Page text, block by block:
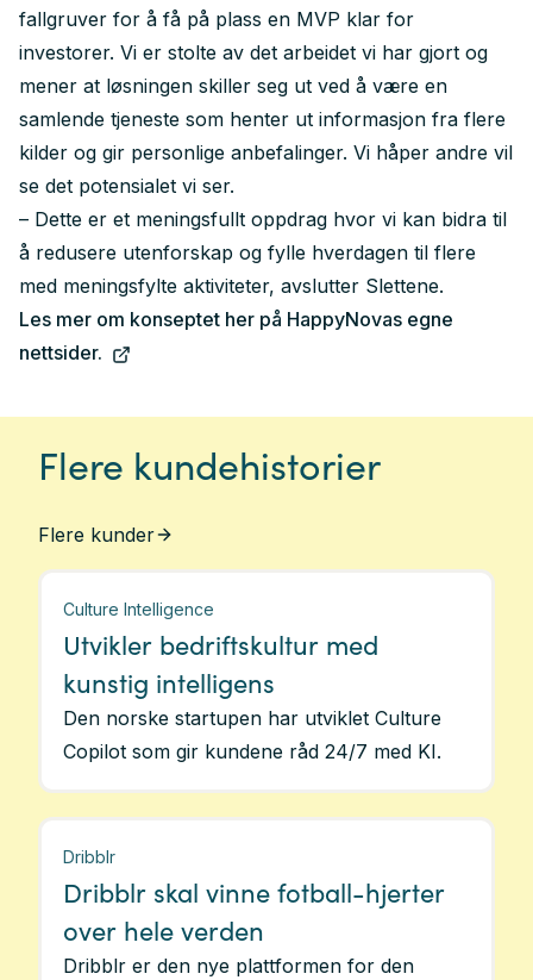
fallgruver for å få på plass en MVP klar for
investorer. Vi er stolte av det arbeidet vi har gjort og
mener at løsningen skiller seg ut ved å være en
samlende tjeneste som henter ut informasjon fra flere
kilder og gir personlige anbefalinger. Vi håper andre vil
se det potensialet vi ser.
– Dette er et meningsfullt oppdrag hvor vi kan bidra til
å redusere utenforskap og fylle hverdagen til flere
med meningsfylte aktiviteter, avslutter Slettene.
Les mer om konseptet her på HappyNovas egne
nettsider.
Flere kundehistorier
Flere kunder
Culture Intelligence
Utvikler bedriftskultur med
kunstig intelligens
Den norske startupen har utviklet Culture
Copilot som gir kundene råd 24/7 med KI.
Dribblr
Dribblr skal vinne fotball-hjerter
over hele verden
Dribblr er den nye plattformen for den